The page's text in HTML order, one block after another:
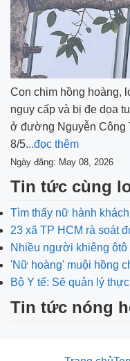
Con chim hồng hoàng,
nguy cấp và bị đe dọa
ở đường Nguyễn Công
8/5...đọc thêm
Ngày đăng: May 08, 2026
Tin tức cùng
Tìm thấy nữ hành
23 xã TP HCM rà soát
Nhiều người khiêng
'Nữ hoàng' muội hồng
Bộ Y tế: Sẽ quản lý
Tin tức nóng